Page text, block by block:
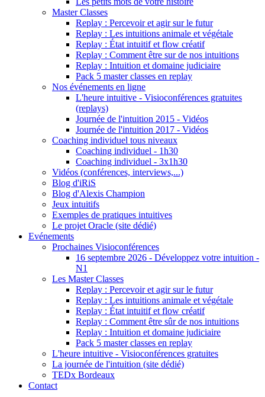
Master Classes
Replay : Percevoir et agir sur le futur
Replay : Les intuitions animale et végétale
Replay : État intuitif et flow créatif
Replay : Comment être sur de nos intuitions
Replay : Intuition et domaine judiciaire
Pack 5 master classes en replay
Nos événements en ligne
L'heure intuitive - Visioconférences gratuites
(replays)
Journée de l'intuition 2015 - Vidéos
Journée de l'intuition 2017 - Vidéos
Coaching individuel tous niveaux
Coaching individuel - 1h30
Coaching individuel - 3x1h30
Vidéos (conférences, interviews,...)
Blog d'iRiS
Blog d'Alexis Champion
Jeux intuitifs
Exemples de pratiques intuitives
Le projet Oracle (site dédié)
Evénements
Prochaines Visioconférences
16 septembre 2026 - Développez votre intuition -
N1
Les Master Classes
Replay : Percevoir et agir sur le futur
Replay : Les intuitions animale et végétale
Replay : État intuitif et flow créatif
Replay : Comment être sûr de nos intuitions
Replay : Intuition et domaine judiciaire
Pack 5 master classes en replay
L'heure intuitive - Visioconférences gratuites
La journée de l'intuition (site dédié)
TEDx Bordeaux
Contact